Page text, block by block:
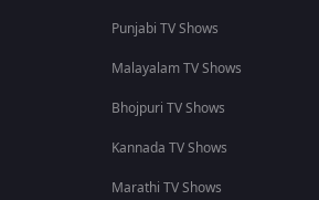
Punjabi TV Shows
Malayalam TV Shows
Bhojpuri TV Shows
Kannada TV Shows
Marathi TV Shows